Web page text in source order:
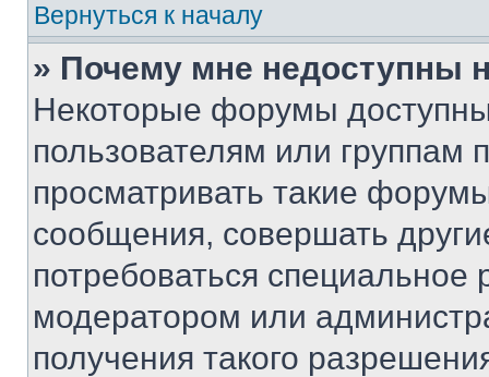
Вернуться к началу
» Почему мне недоступны
Некоторые форумы
пользователям или группам
просматривать такие
сообщения, совершать
потребоваться
модератором или
получения такого